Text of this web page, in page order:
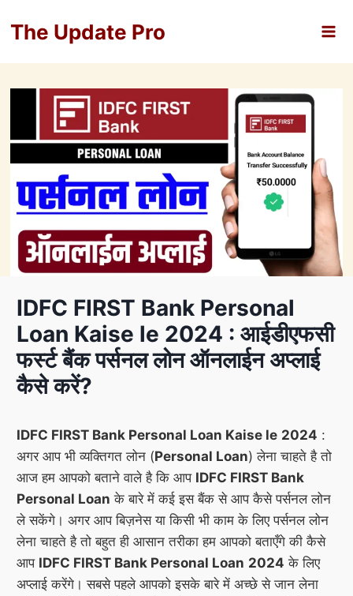
toThe Update Pro
IDFC FIRST Bank Personal
Loan Kaise le 2024 : आईडीएफसी
फर्स्ट बैंक पर्सनल लोन ऑनलाईन अप्लाई
कैसे करें?
IDFC FIRST Bank Personal Loan Kaise le 2024 :
अगर आप भी व्यक्तिगत लोन (Personal Loan) लेना चाहते है तो
आज हम आपको बताने वाले है कि आप IDFC FIRST Bank
Personal Loan के बारे में कई इस बैंक से आप कैसे पर्सनल लोन
ले सकेंगे। अगर आप बिज़नेस या किसी भी काम के लिए पर्सनल लोन
लेना चाहते है तो बहुत ही आसान तरीका हम आपको बताएँगे की कैसे
आप IDFC FIRST Bank Personal Loan 2024 के लिए
अप्लाई करेंगे। सबसे पहले आपको इसके बारे में अच्छे से जान लेना